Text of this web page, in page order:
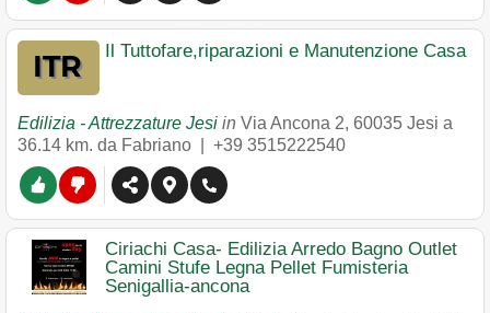
Il Tuttofare,riparazioni e Manutenzione Casa
Edilizia - Attrezzature Jesi in Via Ancona 2, 60035 Jesi a
36.14 km. da Fabriano | +39 3515222540
Ciriachi Casa- Edilizia Arredo Bagno Outlet
Camini Stufe Legna Pellet Fumisteria
Senigallia-ancona